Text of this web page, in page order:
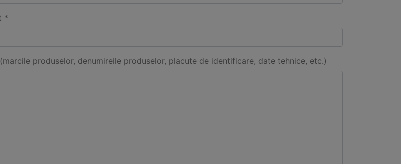
*
produselor, denumireile produselor, placute de identificare, date tehnice, etc.)